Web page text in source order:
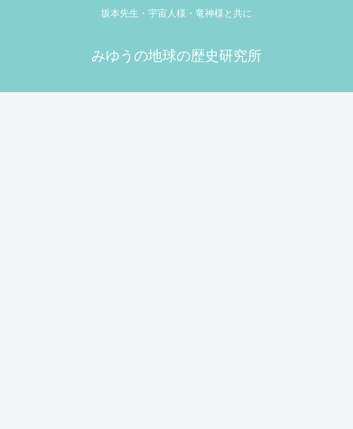
坂本先生・宇宙人様・竜神様と共に
みゆうの地球の歴史研究所